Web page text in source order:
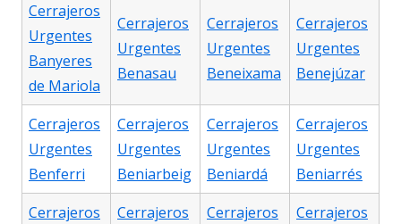
Cerrajeros
Urgentes
Banyeres
de Mariola
Cerrajeros
Urgentes
Benasau
Cerrajeros
Urgentes
Beneixama
Cerrajeros
Urgentes
Benejúzar
Cerrajeros
Urgentes
Benferri
Cerrajeros
Urgentes
Beniarbeig
Cerrajeros
Urgentes
Beniardá
Cerrajeros
Urgentes
Beniarrés
Cerrajeros
Cerrajeros
Cerrajeros
Cerrajeros